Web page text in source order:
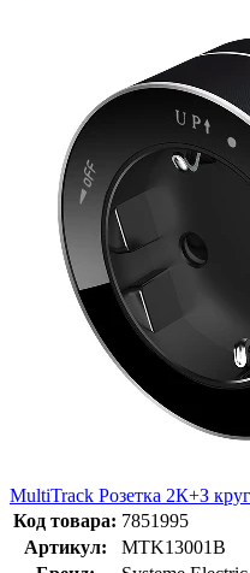
MultiTrack Розетка 2К+З
Код товара: 7851995
Артикул:
MTK13001B